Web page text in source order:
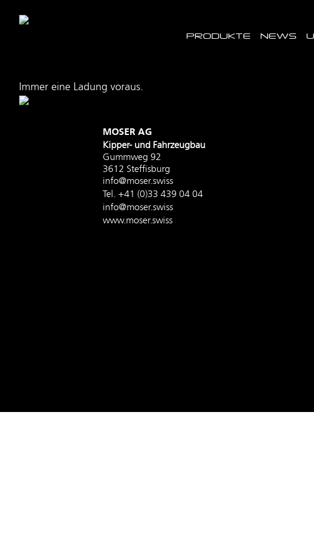
Immer eine Ladung voraus.
PRODUKTE NEWS
MOSER AG
Kipper- und Fahrzeugbau
Gummweg 92
3612 Steffisburg
info@moser.swiss
Tel. +41 (0)33 439 04 04
info@moser.swiss
www.moser.swiss